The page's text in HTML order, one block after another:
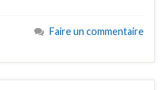
Faire un commentaire